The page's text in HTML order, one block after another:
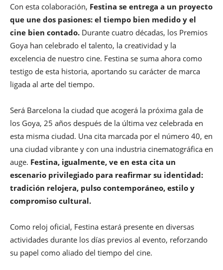
Con esta colaboración, Festina se entrega a un proyecto
que une dos pasiones: el tiempo bien medido y el
cine bien contado. Durante cuatro décadas, los Premios
Goya han celebrado el talento, la creatividad y la
excelencia de nuestro cine. Festina se suma ahora como
testigo de esta historia, aportando su carácter de marca
ligada al arte del tiempo.
Será Barcelona la ciudad que acogerá la próxima gala de
los Goya, 25 años después de la última vez celebrada en
esta misma ciudad. Una cita marcada por el número 40, en
una ciudad vibrante y con una industria cinematográfica en
auge. Festina, igualmente, ve en esta cita un
escenario privilegiado para reafirmar su identidad:
tradición relojera, pulso contemporáneo, estilo y
compromiso cultural.
Como reloj oficial, Festina estará presente en diversas
actividades durante los días previos al evento, reforzando
su papel como aliado del tiempo del cine.